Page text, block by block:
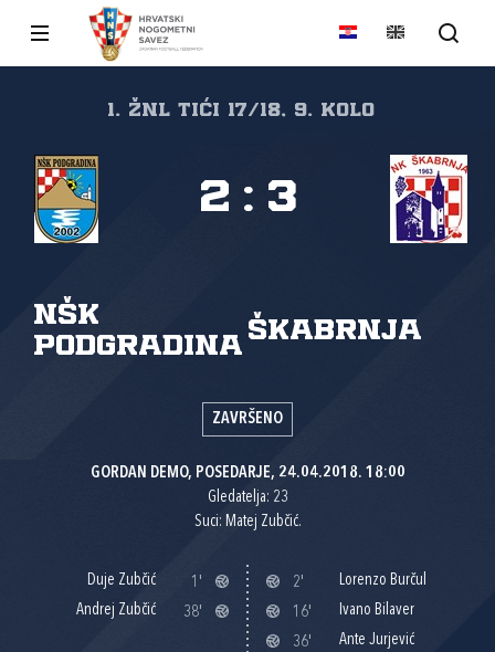
1. žnl tići 17/18, 9. kolo
NŠK
Podgradina
ŠKABRNJA
2 : 3
ZAVRŠENO
GORDAN DEMO, POSEDARJE, 24.04.2018. 18:00
Gledatelja: 23
Suci: Matej Zubčić.
Duje Zubčić
1'
Andrej Zubčić
38'
2'
Lorenzo Burčul
16'
Ivano Bilaver
36'
Ante Jurjević